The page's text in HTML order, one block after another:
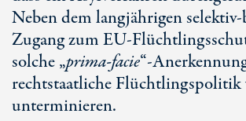
Neben dem langjährigen
Zugang zum EU-
solche „prima-facie“-
rechtstaatliche Flüchtlingspolitik
unterminieren.